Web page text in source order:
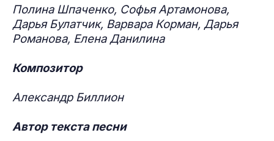
Полина Шпаченко, Софья Артамонова,
Дарья Булатчик, Варвара Корман, Дарья
Романова, Елена Данилина
Композитор
Александр Биллион
Автор текста песни